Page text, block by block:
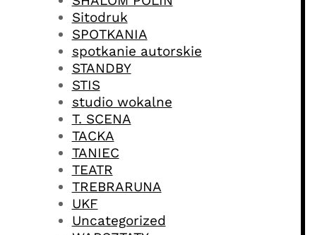
Sitodruk
SPOTKANIA
spotkanie autorskie
STANDBY
STIS
studio wokalne
T. SCENA
TACKA
TANIEC
TEATR
TREBRARUNA
UKF
Uncategorized